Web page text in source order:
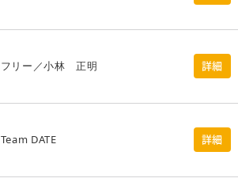
フリー／小林 正明 詳細
Team DATE 詳細